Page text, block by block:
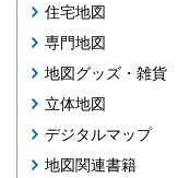
住宅地図
専門地図
地図グッズ・雑貨
立体地図
デジタルマップ
地図関連書籍